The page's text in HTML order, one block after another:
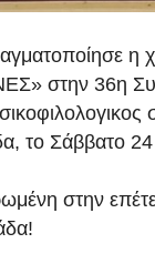
η
στην 36η
το Σάββατο
στην